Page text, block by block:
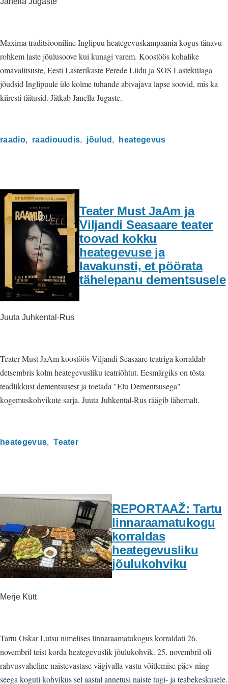
Maxima traditsiooniline Inglipuu heategevuskampaania kogus tänavu
rohkem laste jõulusoove kui kunagi varem. Koostöös kohalike
omavalitsuste, Eesti Lasterikaste Perede Liidu ja SOS Lastekülaga
jõudsid Inglipuule üle kolme tuhande abivajava lapse soovid, mis ka
kiiresti täitusid. Jätkab Janella Jugaste.
raadio raadiouudis jõulud heategevus
Teater Must JaAm ja
Viljandi Seasaare teater
toovad kokku
heategevuse ja
lavakunsti, et pöörata
tähelepanu dementsusele
Juuta Juhkental-Rus
Teater Must JaAm koostöös Viljandi Seasaare teatriga korraldab
detsembris kolm heategevusliku teatriõhtut. Eesmärgiks on tõsta
teadlikkust dementsusest ja toetada "Elu Dementsusega"
kogemuskohvikute sarja. Juuta Juhkental-Rus räägib lähemalt.
heategevus Teater
REPORTAAŽ: Tartu
linnaraamatukogu
korraldas
heategevusliku
jõulukohviku
Merje Kütt
Tartu Oskar Lutsu nimelises linnaraamatukogus korraldati 26.
novembril teist korda heategevuslik jõulukohvik. 25. novembril oli
rahvusvaheline naistevastase vägivalla vastu võitlemise päev ning
seega koguti kohvikus sel aastal annetusi naiste tugi- ja teabekeskusele.